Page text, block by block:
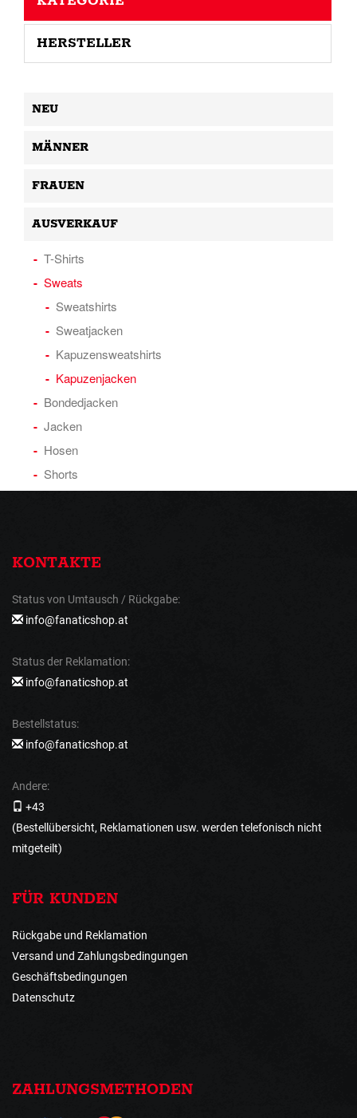
HERSTELLER
NEU
MÄNNER
FRAUEN
AUSVERKAUF
T-Shirts
Sweats
Sweatshirts
Sweatjacken
Kapuzensweatshirts
Kapuzenjacken
Bondedjacken
Jacken
Hosen
Shorts
KONTAKTE
Status von Umtausch / Rückgabe:
info@fanaticshop.at
Status der Reklamation:
info@fanaticshop.at
Bestellstatus:
info@fanaticshop.at
Andere:
+43
(Bestellübersicht, Reklamationen usw. werden telefonisch nicht
mitgeteilt)
FÜR KUNDEN
Rückgabe und Reklamation
Versand und Zahlungsbedingungen
Geschäftsbedingungen
Datenschutz
ZAHLUNGSMETHODEN